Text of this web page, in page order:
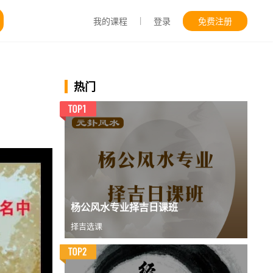
我的课程 | 登录 免费注册
热门
杨公风水专业择吉日课班
择吉选课